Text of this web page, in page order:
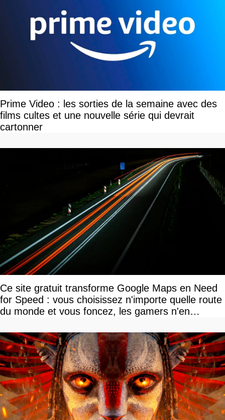
Prime Video : les sorties de la semaine avec des
films cultes et une nouvelle série qui devrait
cartonner
Ce site gratuit transforme Google Maps en Need
for Speed : vous choisissez n'importe quelle route
du monde et vous foncez, les gamers n'en